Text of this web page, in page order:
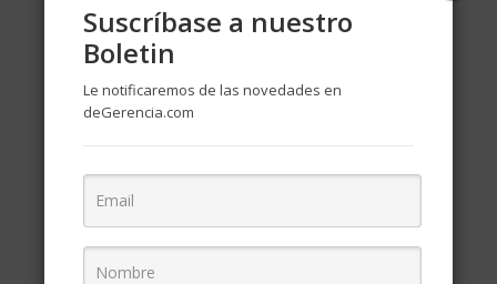
Suscríbase a nuestro
Boletin
Le notificaremos de las novedades en
deGerencia.com